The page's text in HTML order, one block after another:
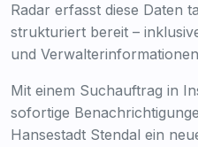
Radar erfasst diese Daten
strukturiert bereit –
und
Mit einem Suchauftrag in
sofortige
Hansestadt Stendal ein